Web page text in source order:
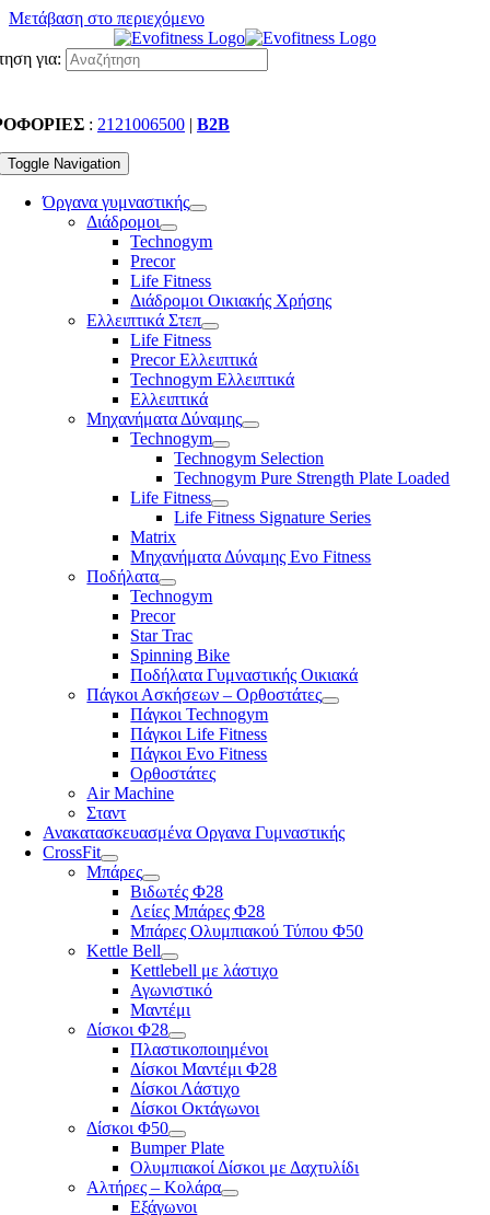
Μετάβαση στο περιεχόμενο
για:
: 2121006500 | B2B
Toggle Navigation
Όργανα γυμναστικής
Διάδρομοι
Technogym
Precor
Life Fitness
Διάδρομοι Οικιακής Χρήσης
Ελλειπτικά Στεπ
Life Fitness
Precor Ελλειπτικά
Technogym Ελλειπτικά
Ελλειπτικά
Μηχανήματα Δύναμης
Technogym
Technogym Selection
Technogym Pure Strength Plate Loaded
Life Fitness
Life Fitness Signature Series
Matrix
Μηχανήματα Δύναμης Evo Fitness
Ποδήλατα
Technogym
Precor
Star Trac
Spinning Bike
Ποδήλατα Γυμναστικής Οικιακά
Πάγκοι Ασκήσεων – Ορθοστάτες
Πάγκοι Technogym
Πάγκοι Life Fitness
Πάγκοι Evo Fitness
Ορθοστάτες
Air Machine
Σταντ
Ανακατασκευασμένα Οργανα Γυμναστικής
CrossFit
Μπάρες
Βιδωτές Φ28
Λείες Μπάρες Φ28
Μπάρες Ολυμπιακού Τύπου Φ50
Kettle Bell
Kettlebell με λάστιχο
Αγωνιστικό
Μαντέμι
Δίσκοι Φ28
Πλαστικοποιημένοι
Δίσκοι Μαντέμι Φ28
Δίσκοι Λάστιχο
Δίσκοι Οκτάγωνοι
Δίσκοι Φ50
Bumper Plate
Ολυμπιακοί Δίσκοι με Δαχτυλίδι
Αλτήρες – Κολάρα
Εξάγωνοι